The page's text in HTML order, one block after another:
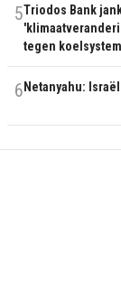
5Triodos Bank
tegen
6 Netanyahu: